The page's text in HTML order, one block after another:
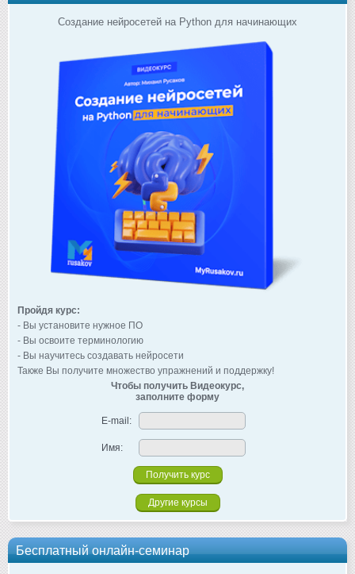
Создание нейросетей на Python для начинающих
Пройдя курс:
- Вы установите нужное ПО
- Вы освоите терминологию
- Вы научитесь создавать нейросети
Также Вы получите множество упражнений и поддержку!
Чтобы получить Видеокурс,
заполните форму
E-mail:
Имя:
Другие курсы
Бесплатный онлайн-семинар